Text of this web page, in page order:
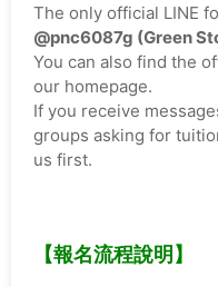
The only official LINE
@pnc6087g (Green
You can also find the
our homepage.
If you receive
groups asking for
us first.
【報名流程說明】